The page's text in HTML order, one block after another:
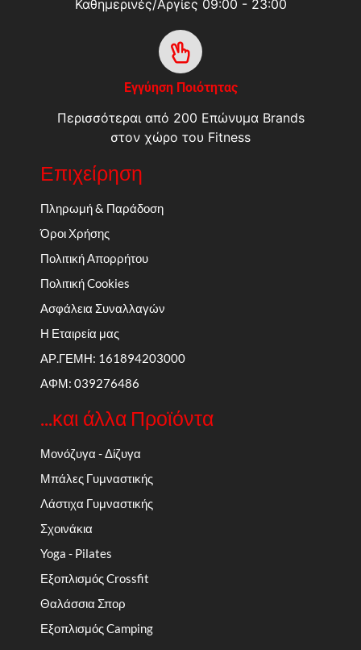
Καθημερινές/Αργίες 09:00 - 23:00
Εγγύηση Ποιότητας
Περισσότεραι από 200 Επώνυμα Brands
στον χώρο του Fitness
Επιχείρηση
Πληρωμή & Παράδοση
Όροι Χρήσης
Πολιτική Απορρήτου
Πολιτική Cookies
Ασφάλεια Συναλλαγών
Η Εταιρεία μας
ΑΡ.ΓΕΜΗ: 161894203000
ΑΦΜ: 039276486
...και άλλα Προϊόντα
Μονόζυγα - Δίζυγα
Μπάλες Γυμναστικής
Λάστιχα Γυμναστικής
Σχοινάκια
Yoga - Pilates
Εξοπλισμός Crossfit
Θαλάσσια Σπορ
Εξοπλισμός Camping